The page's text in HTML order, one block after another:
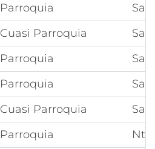
Parroquia
Cuasi Parroquia
Parroquia
Parroquia
Cuasi Parroquia
Parroquia